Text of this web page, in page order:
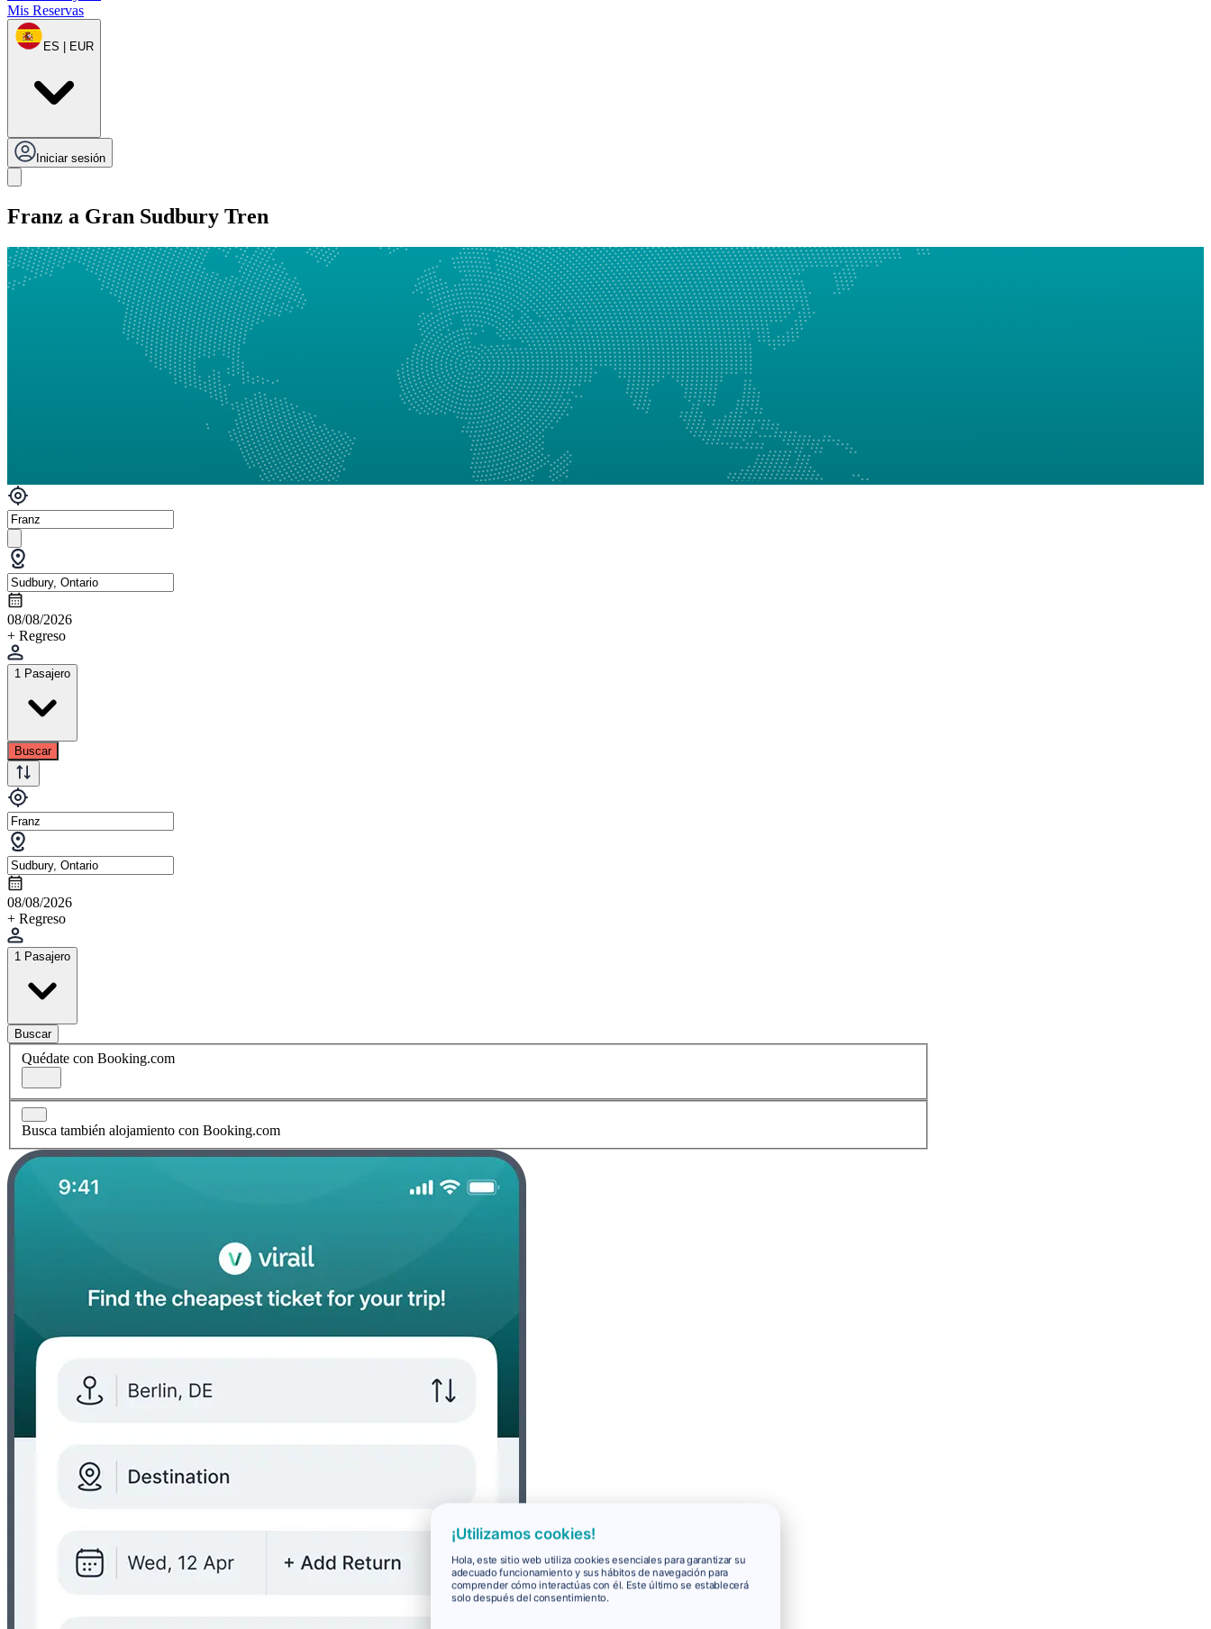
Mis Reservas
ES | EUR
Iniciar sesión
Franz a Gran Sudbury Tren
08/08/2026
+ Regreso
1 Pasajero
Buscar
08/08/2026
+ Regreso
1 Pasajero
Buscar
Quédate con Booking.com
Busca también alojamiento con Booking.com
¡Utilizamos cookies!
Hola, este sitio web utiliza cookies esenciales para garantizar su
adecuado funcionamiento y sus hábitos de navegación para
comprender cómo interactúas con él. Este último se establecerá
solo después del consentimiento.